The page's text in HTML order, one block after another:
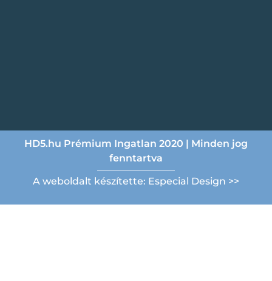
HD5.hu Prémium Ingatlan 2020 | Minden jog
fenntartva
A weboldalt készítette: Especial Design >>